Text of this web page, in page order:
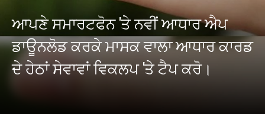
ਆਪਣੇ ਸਮਾਰਟਫੋਨ 'ਤੇ ਨਵੀਂ ਆਧਾਰ ਐਪ
ਡਾਊਨਲੋਡ ਕਰਕੇ ਮਾਸਕ ਵਾਲਾ ਆਧਾਰ ਕਾਰਡ
ਦੇ ਹੇਠਾਂ ਸੇਵਾਵਾਂ ਵਿਕਲਪ 'ਤੇ ਟੈਪ ਕਰੋ।